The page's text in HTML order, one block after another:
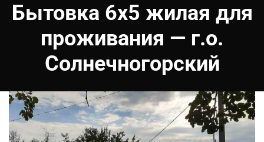
Бытовка 6х5 жилая для
проживания — г.о.
Солнечногорский